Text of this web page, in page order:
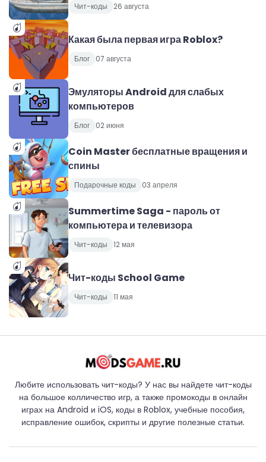
Чит-коды 26 августа
Какая была первая игра Roblox?
Блог 07 августа
Эмуляторы Android для слабых
компьютеров
Блог 02 июня
Coin Master бесплатные вращения и
спины
Подарочные коды 03 апреля
Summertime Saga - пароль от
компьютера и телевизора
Чит-коды 12 мая
Чит-коды School Game
Чит-коды 11 мая
Любите использовать чит-коды? У нас вы найдете чит-коды
на большое колличество игр, а также промокоды в онлайн
играх на Android и iOS, коды в Roblox, учебные пособия,
исправление ошибок, скрипты и другие полезные статьи.